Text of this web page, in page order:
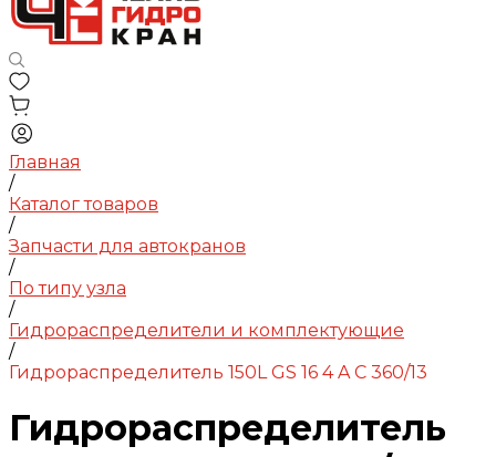
Главная
/
Каталог товаров
/
Запчасти для автокранов
/
По типу узла
/
Гидрораспределители и комплектующие
/
Гидрораспределитель 150L GS 16 4 A C 360/13
Гидрораспределитель